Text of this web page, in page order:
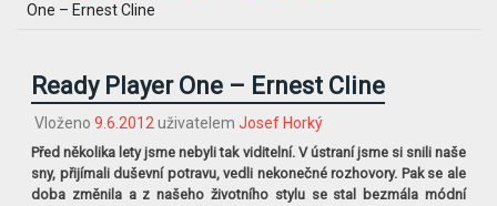
One – Ernest Cline
Ready Player One – Ernest Cline
Vloženo 9.6.2012 uživatelem Josef Horký
Před několika lety jsme nebyli tak viditelní. V ústraní jsme si snili naše
sny, přijímali duševní potravu, vedli nekonečné rozhovory. Pak se ale
doba změnila a z našeho životního stylu se stal bezmála módní